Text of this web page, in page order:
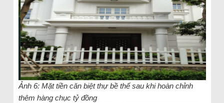
Ảnh 6: Mặt tiền căn biệt thự bề thế sau khi hoàn chỉnh
thêm hàng chục tỷ đồng